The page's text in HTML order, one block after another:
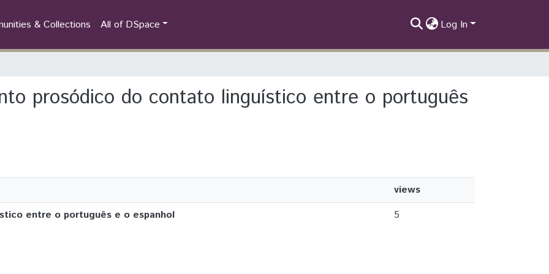
& Collections All of DSpace Log In
prosódico do contato linguístico entre o português
views
entre o português e o espanhol
5